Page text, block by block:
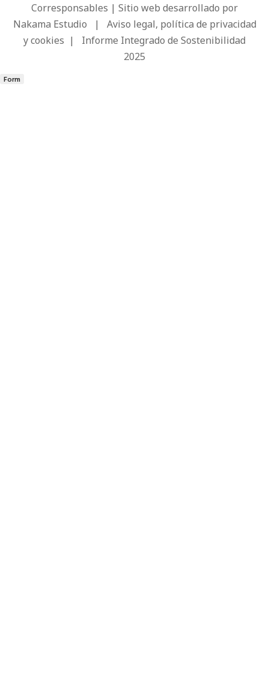
Corresponsables | Sitio web desarrollado por
Nakama Estudio | Aviso legal, política de privacidad
y cookies | Informe Integrado de Sostenibilidad
2025
Form